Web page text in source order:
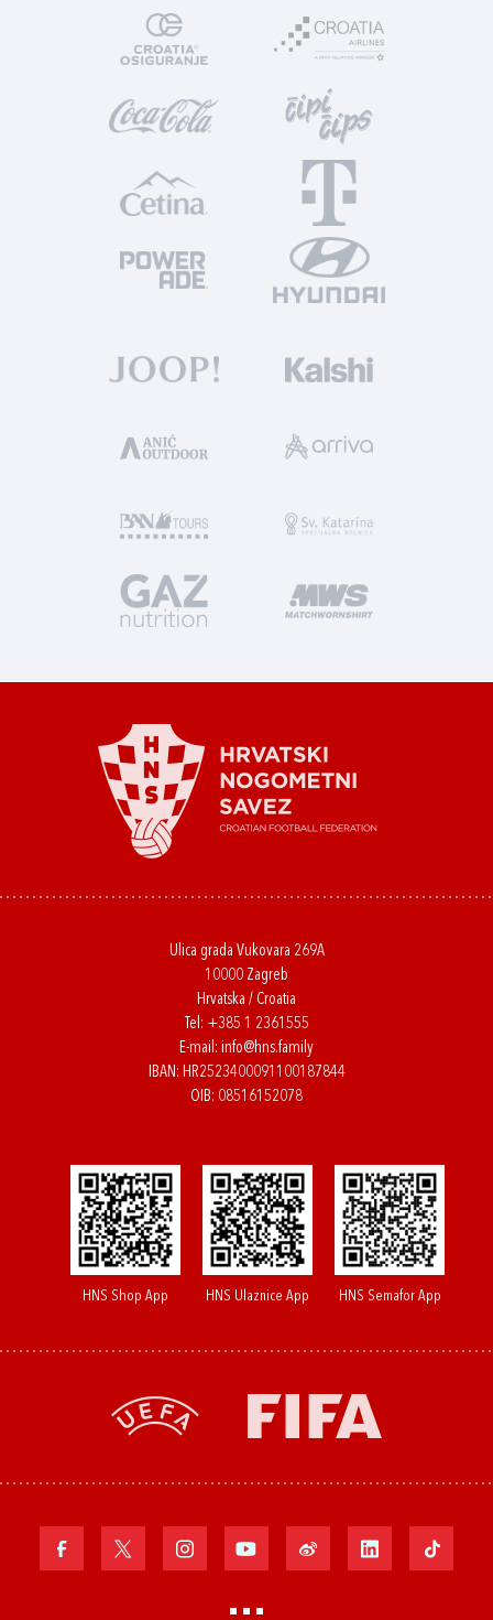
Ulica grada Vukovara 269A
10000 Zagreb
Hrvatska / Croatia
Tel: +385 1 2361555
E-mail: info@hns.family
IBAN: HR2523400091100187844
OIB: 08516152078
HNS Shop App HNS Ulaznice App HNS Semafor App